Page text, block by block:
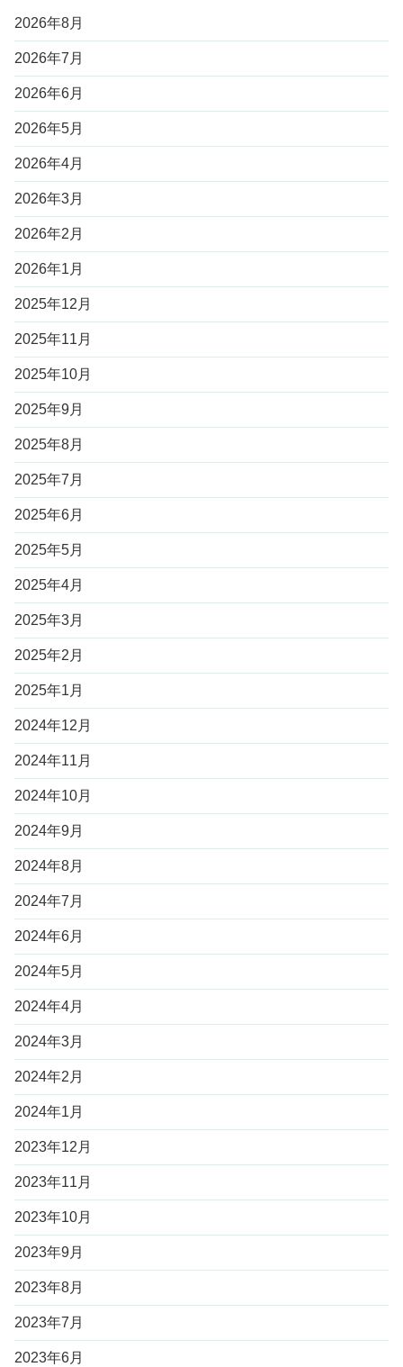
2026年8月
2026年7月
2026年6月
2026年5月
2026年4月
2026年3月
2026年2月
2026年1月
2025年12月
2025年11月
2025年10月
2025年9月
2025年8月
2025年7月
2025年6月
2025年5月
2025年4月
2025年3月
2025年2月
2025年1月
2024年12月
2024年11月
2024年10月
2024年9月
2024年8月
2024年7月
2024年6月
2024年5月
2024年4月
2024年3月
2024年2月
2024年1月
2023年12月
2023年11月
2023年10月
2023年9月
2023年8月
2023年7月
2023年6月